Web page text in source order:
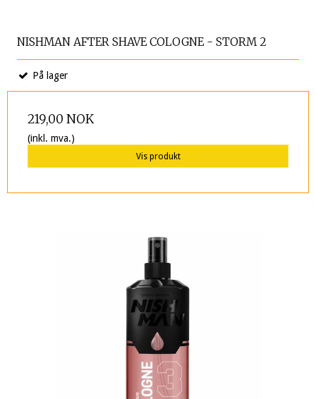
NISHMAN AFTER SHAVE COLOGNE - STORM 2
På lager
219,00 NOK
(inkl. mva.)
Vis produkt